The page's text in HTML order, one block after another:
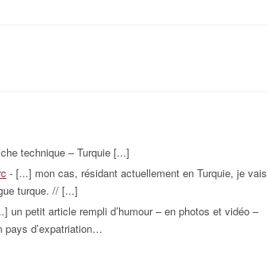
technique – Turquie [...]
- [...] mon cas, résidant actuellement en Turquie, je vais
turque. // [...]
un petit article rempli d’humour – en photos et vidéo –
pays d’expatriation…